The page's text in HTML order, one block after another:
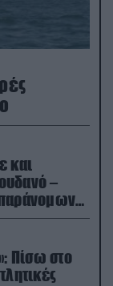
και
–
Πίσω στο